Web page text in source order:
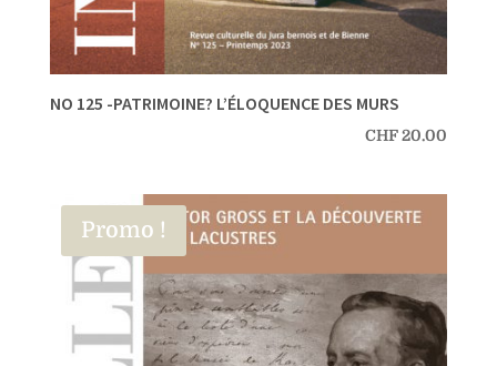
NO 125 -PATRIMOINE? L’ÉLOQUENCE DES MURS
CHF20.00
Promo !